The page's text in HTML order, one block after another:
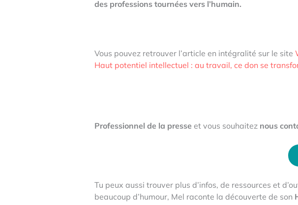
des professions tournées vers l’humain.
Vous pouvez retrouver l’article en intégralité sur le site
Haut potentiel intellectuel : au travail, ce don se
Professionnel de la presse et vous souhaitez nous
Tu peux aussi trouver plus d’infos, de ressources et
beaucoup d’humour, Mel raconte la découverte de son